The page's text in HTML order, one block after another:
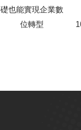
礎也能實現企業數
位轉型